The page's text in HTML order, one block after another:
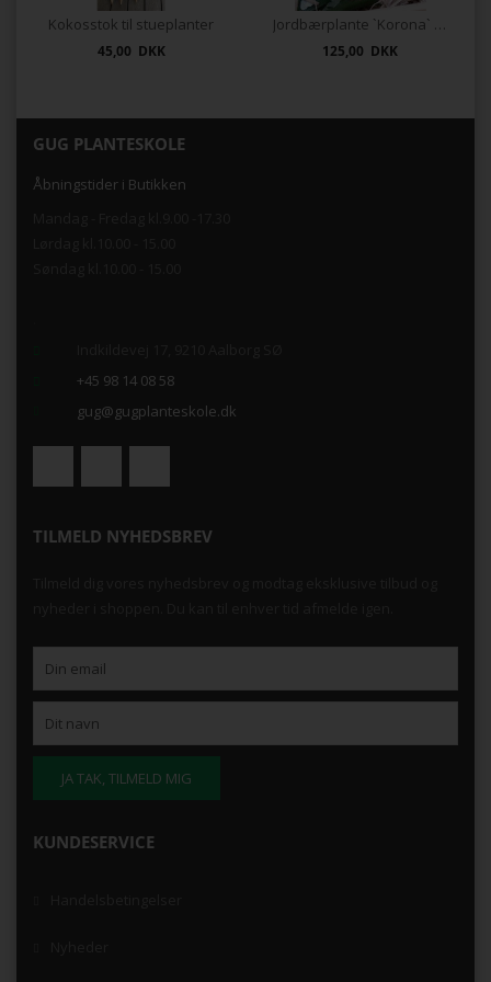
Kokosstok til stueplanter
45,00 DKK
Jordbærplante `Korona` 6 stk.
125,00 DKK
GUG PLANTESKOLE
Åbningstider i Butikken
+45 98 14 08 58
gug@gugplanteskole.dk
TILMELD NYHEDSBREV
KUNDESERVICE